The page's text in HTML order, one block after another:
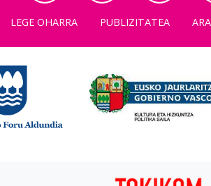
LEGE OHARRA PUBLIZITATEA